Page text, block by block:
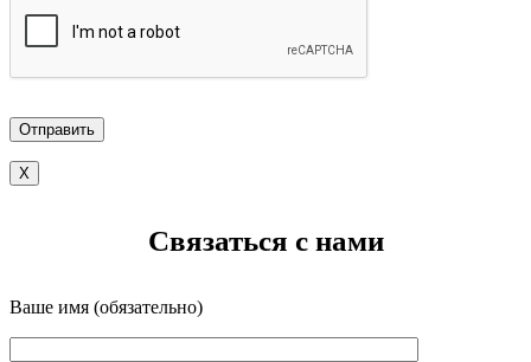
X
Связаться с нами
Ваше имя (обязательно)